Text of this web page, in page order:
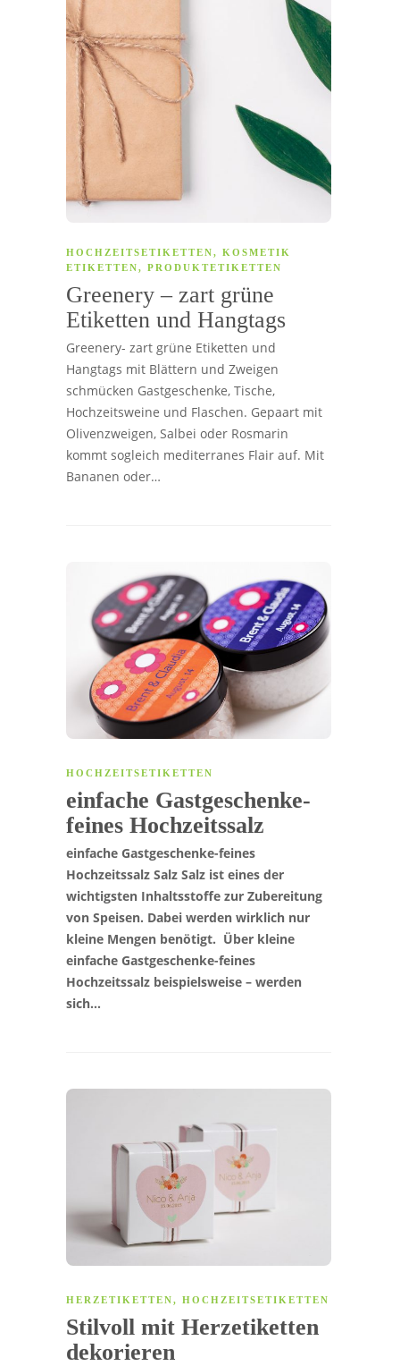
HOCHZEITSETIKETTEN, KOSMETIK
ETIKETTEN, PRODUKTETIKETTEN
Greenery – zart grüne
Etiketten und Hangtags
Greenery- zart grüne Etiketten und
Hangtags mit Blättern und Zweigen
schmücken Gastgeschenke, Tische,
Hochzeitsweine und Flaschen. Gepaart mit
Olivenzweigen, Salbei oder Rosmarin
kommt sogleich mediterranes Flair auf. Mit
Bananen oder…
HOCHZEITSETIKETTEN
einfache Gastgeschenke-
feines Hochzeitssalz
einfache Gastgeschenke-feines
Hochzeitssalz Salz Salz ist eines der
wichtigsten Inhaltsstoffe zur Zubereitung
von Speisen. Dabei werden wirklich nur
kleine Mengen benötigt. Über kleine
einfache Gastgeschenke-feines
Hochzeitssalz beispielsweise – werden
sich…
HERZETIKETTEN, HOCHZEITSETIKETTEN
Stilvoll mit Herzetiketten
dekorieren